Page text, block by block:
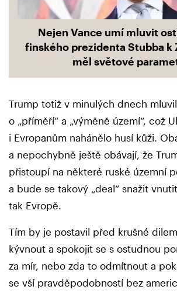
Nejen Vance umí mluvit
finského prezidenta Stubba k
měl světové
Trump totiž v minulých dnech
o „příměří“ a „výměně území“, což
i Evropanům nahánělo husí kůži.
a nepochybně ještě obávají, že
přistoupí na některé ruské územní
a bude se takový „deal“ snažit
tak Evropě.
Tím by je postavil před krušné
kývnout a spokojit se s ostudnou
za mír, nebo zda to odmítnout a
se vší pravděpodobností bez